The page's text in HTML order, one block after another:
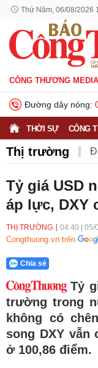
Thứ Năm, 06/08/2026
CÔNG THƯƠNG MEDIA
Đường dây nóng:
THỜI SỰ CÔNG
Thị trường
Tỷ giá USD
áp lực, DXY
THỊ TRƯỜNG 04:40 05/
Congthuong.vn trên
Chia sẻ
Tỷ
trường trong
không có
song DXY vẫn
ở 100,86 điểm.